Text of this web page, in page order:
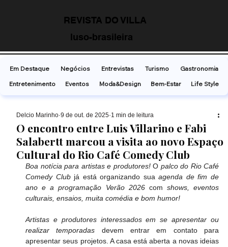
REVISTA DO VILLA
luso-brasileira
O encontro entre Luis Villarino e Fabi
Salabertt marcou a visita ao novo Espaço
Cultural do Rio Café Comedy Club
Delcio Marinho 9 de out. de 2025 1 min de leitura
Boa notícia para artistas e produtores! O palco do Rio Café
Comedy Club já está organizando sua agenda de fim de
ano e a programação Verão 2026 com shows, eventos
culturais, ensaios, muita comédia e bom humor!
Artistas e produtores interessados em se apresentar ou
realizar temporadas devem entrar em contato para
apresentar seus projetos. A casa está aberta a novas ideias
Em Destaque Negócios Entrevistas Turismo
Gastronomia
Entretenimento
Eventos Moda&Design Bem-Estar Life Style